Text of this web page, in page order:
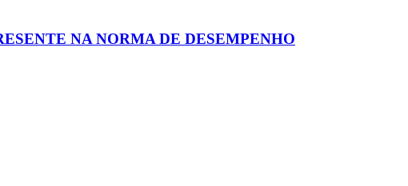
NA NORMA DE DESEMPENHO